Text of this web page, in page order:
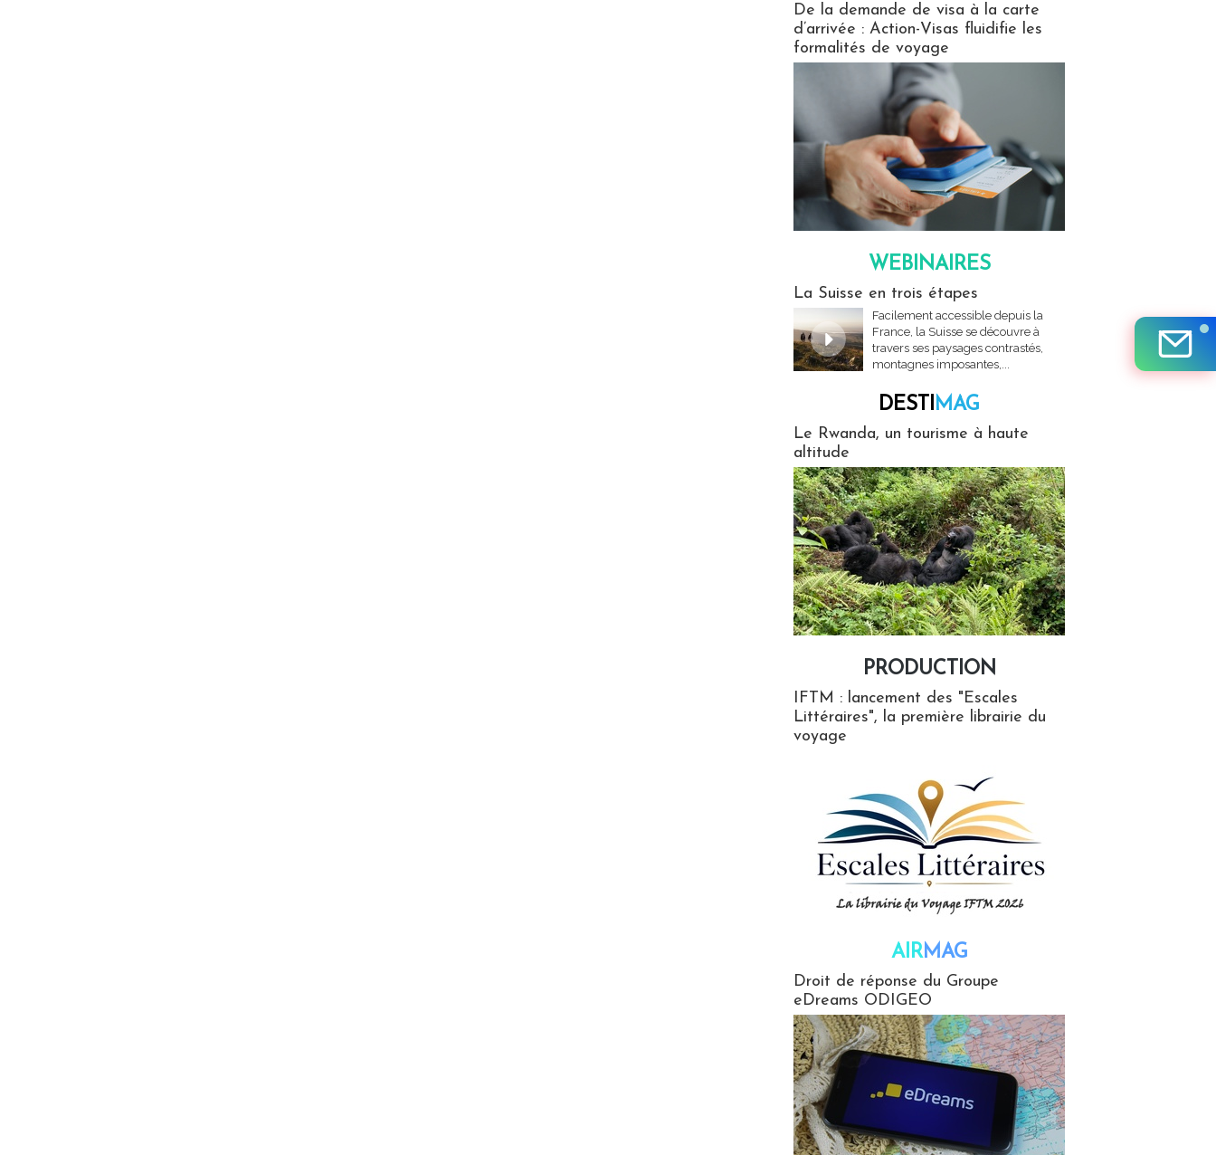
De la demande de visa à la carte
d’arrivée : Action-Visas fluidifie les
formalités de voyage
WEBINAIRES
La Suisse en trois étapes
Facilement accessible depuis la
France, la Suisse se découvre à
travers ses paysages contrastés,
montagnes imposantes,...
DESTIMAG
Le Rwanda, un tourisme à haute
altitude
PRODUCTION
IFTM : lancement des "Escales
Littéraires", la première librairie du
voyage
AIRMAG
Droit de réponse du Groupe
eDreams ODIGEO